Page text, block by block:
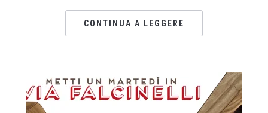
CONTINUA A LEGGERE